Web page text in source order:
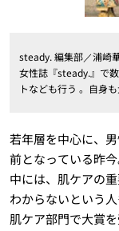
steady. 編集部／浦崎
女性誌『steady.』で
トなども行う 。自身も
若年層を中心に、
前となっている昨
中には、肌ケアの
わからないという
肌ケア部門で大賞